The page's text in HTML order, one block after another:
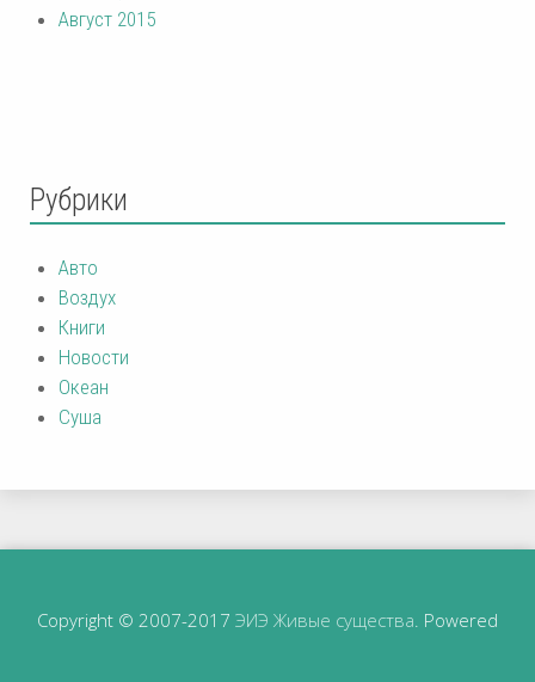
Август 2015
Рубрики
Авто
Воздух
Книги
Новости
Океан
Суша
Copyright © 2007-2017 ЭИЭ Живые существа . Powered